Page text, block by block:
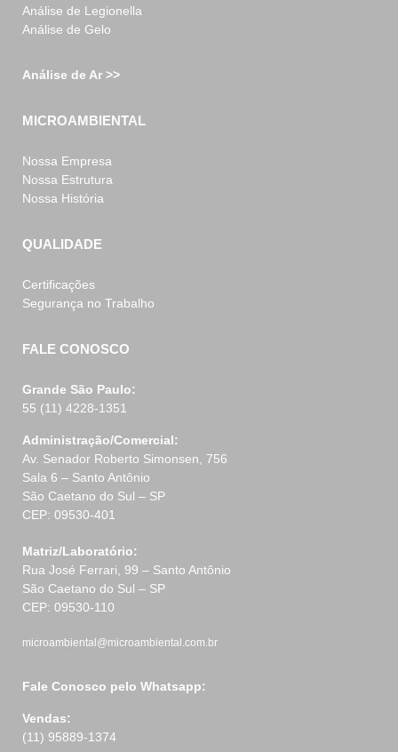
Análise de Legionella
Análise de Gelo
Análise de Ar >>
MICROAMBIENTAL
Nossa Empresa
Nossa Estrutura
Nossa História
QUALIDADE
Certificações
Segurança no Trabalho
FALE CONOSCO
Grande São Paulo:
55 (11) 4228-1351
Administração/Comercial:
Av. Senador Roberto Simonsen, 756
Sala 6 – Santo Antônio
São Caetano do Sul – SP
CEP: 09530-401
Matriz/Laboratório:
Rua José Ferrari, 99 – Santo Antônio
São Caetano do Sul – SP
CEP: 09530-110
microambiental@microambiental.com.br
Fale Conosco pelo Whatsapp:
Vendas:
(11) 95889-1374